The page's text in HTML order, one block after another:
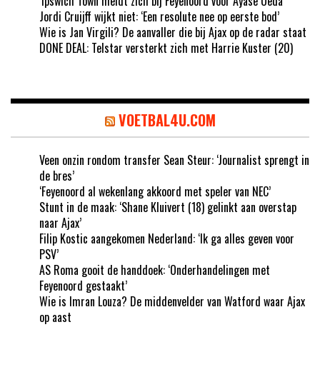
Jordi Cruijff wijkt niet: ‘Een resolute nee op eerste bod’
Wie is Jan Virgili? De aanvaller die bij Ajax op de radar staat
DONE DEAL: Telstar versterkt zich met Harrie Kuster (20)
VOETBAL4U.COM
Veen onzin rondom transfer Sean Steur: ‘Journalist sprengt in
de bres’
‘Feyenoord al wekenlang akkoord met speler van NEC’
Stunt in de maak: ‘Shane Kluivert (18) gelinkt aan overstap
naar Ajax’
Filip Kostic aangekomen Nederland: ‘Ik ga alles geven voor
PSV’
AS Roma gooit de handdoek: ‘Onderhandelingen met
Feyenoord gestaakt’
Wie is Imran Louza? De middenvelder van Watford waar Ajax
op aast